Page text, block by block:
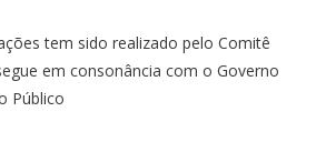
tem sido realizado pelo Comitê
em consonância com o Governo
Público